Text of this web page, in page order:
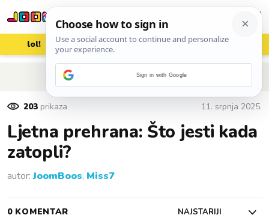
lol! aww vrh! woot?!
POVRATAK NA ČLANAK
203 prikaza 11. srpnja 2025.
Ljetna prehrana: Što jesti kada
zatopli?
autor:JoomBoos, Miss7
0 KOMENTAR NAJSTARIJI
Sign in with Google